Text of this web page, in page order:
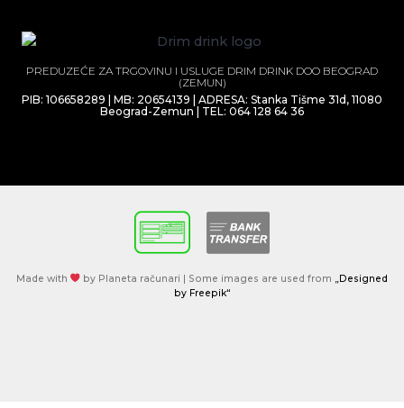
PREDUZEĆE ZA TRGOVINU I USLUGE DRIM DRINK DOO BEOGRAD
(ZEMUN)
PIB: 106658289 | MB: 20654139 | ADRESA: Stanka Tišme 31d, 11080
Beograd-Zemun | TEL: 064 128 64 36
Made with by Planeta računari | Some images are used from „Designed
by Freepik“